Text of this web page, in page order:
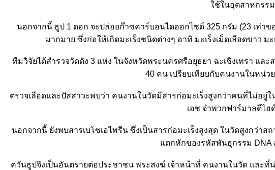
ช้ในอุตสาหกรร
นอกจากนี้ ธูป 1 ดอก จะปล่อยก๊าซคาร์บอนไดออกไซด์ 325 กรัม (23 เท่
มากมาย ซึ่งก่อให้เกิดมะเร็งชนิดต่างๆ อาทิ มะเร็งเม็ดเลือดขาว ม
ทีมวิจัยได้สำรวจวัดดัง 3 แห่ง ในจังหวัดพระนครศรีอยุธยา ฉะเชิงเทรา แ
40 คน เปรียบเทียบกับคนงานในหน่
ตรวจเลือดและปัสสาวะพบว่า คนงานในวัดมีสารก่อมะเร็งสูงกว่าคนที่ไม่อยู่
เอช จำพวกฟาร์มาลดีไฮ
นอกจากนี้ ยังพบสารเบโซเอไพรีน ซึ่งเป็นสารก่อมะเร็งสูงสุด ในวัดสูงกว่
ตกหักของรหัสพันธุกรรม DNA
ควันธูปจึงเป็นอันตรายต่อประชาชน พระสงฆ์ เจ้าหน้าที่ คนงานในวัด และที่